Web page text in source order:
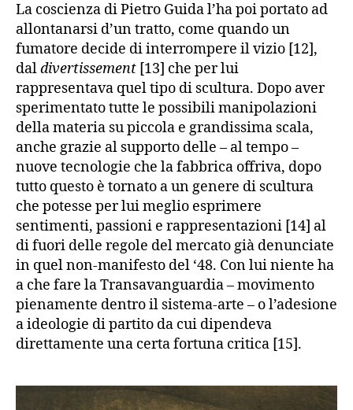
La coscienza di Pietro Guida l’ha poi portato ad
allontanarsi d’un tratto, come quando un
fumatore decide di interrompere il vizio [12],
daldivertissement [13] che per lui
rappresentava quel tipo di scultura. Dopo aver
sperimentato tutte le possibili manipolazioni
della materia su piccola e grandissima scala,
anche grazie al supporto delle – al tempo –
nuove tecnologie che la fabbrica offriva, dopo
tutto questo è tornato a un genere di scultura
che potesse per lui meglio esprimere
sentimenti, passioni e rappresentazioni [14] al
di fuori delle regole del mercato già denunciate
in quel non-manifesto del ‘48. Con lui niente ha
a che fare la Transavanguardia – movimento
pienamente dentro il sistema-arte – o l’adesione
a ideologie di partito da cui dipendeva
direttamente una certa fortuna critica [15].